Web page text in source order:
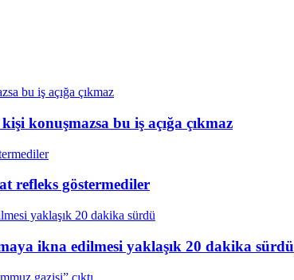
konuşmazsa bu iş açığa çıkmaz
refleks göstermediler
ikna edilmesi yaklaşık 20 dakika sürdü